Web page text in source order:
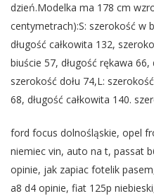
dzień.Modelka ma 178 cm
centymetrach):S: szerokość w
długość całkowita 132,
biuście 57, długość rękawa 66,
szerokość dołu 74,L:
68, długość całkowita 140.
ford focus dolnośląskie, opel
niemiec vin, auto na t, passat
opinie, jak zapiac fotelik
a8 d4 opinie, fiat 125p